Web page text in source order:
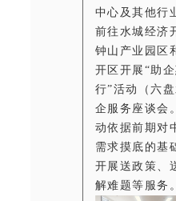
中心及其他行
前往水城经济
钟山产业园区
开区开展“助
行”活动（六
企服务座谈会
动依据前期对
需求摸底的基
开展送政策、
解难题等服务。